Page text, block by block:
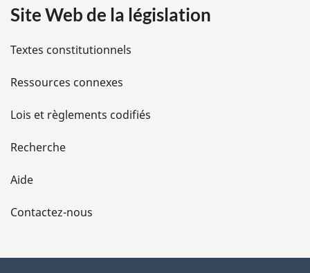
i
l
s
d
e
l
a
Site Web de la législation
Textes constitutionnels
Ressources connexes
Lois et règlements codifiés
Recherche
Aide
Contactez-nous